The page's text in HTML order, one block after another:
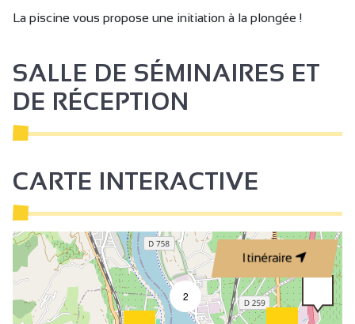
La piscine vous propose une initiation à la plongée !
SALLE DE SÉMINAIRES ET
DE RÉCEPTION
CARTE INTERACTIVE
Itinéraire
2